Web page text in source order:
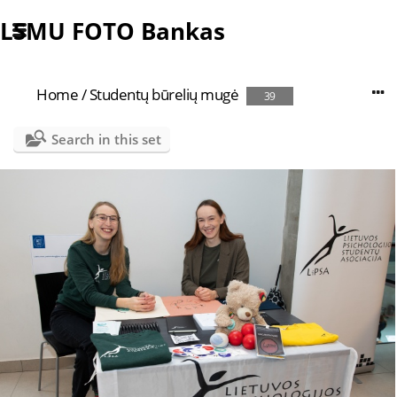
LSMU FOTO Bankas
Home/Studentų būrelių mugė 39
Search in this set